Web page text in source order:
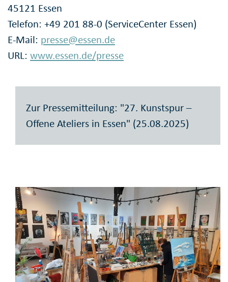
45121 Essen
Telefon: +49 201 88-0 (ServiceCenter Essen)
E-Mail: presse@essen.de
URL: www.essen.de/presse
Zur Pressemitteilung: "27. Kunstspur –
Offene Ateliers in Essen" (25.08.2025)